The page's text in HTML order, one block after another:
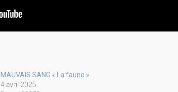
MAUVAIS SANG « La faune »
4 avril 2025